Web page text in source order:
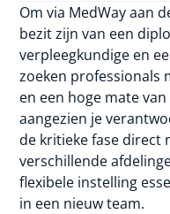
Om via MedWay aan
bezit zijn van een
verpleegkundige en
zoeken professionals
en een hoge mate
aangezien je
de kritieke fase direct
verschillende
flexibele instelling
in een nieuw team.